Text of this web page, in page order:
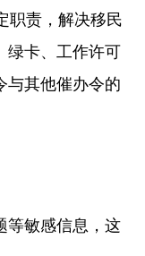
职责，解决移民
绿卡、工作许可
与其他催办令的
等敏感信息，这